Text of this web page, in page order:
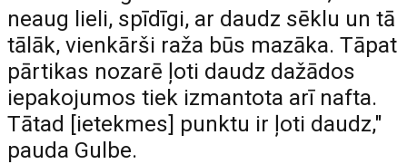
neaug lieli, spīdīgi, ar daudz sēklu un tā
tālāk, vienkārši raža būs mazāka. Tāpat
pārtikas nozarē ļoti daudz dažādos
iepakojumos tiek izmantota arī nafta.
Tātad [ietekmes] punktu ir ļoti daudz,"
pauda Gulbe.